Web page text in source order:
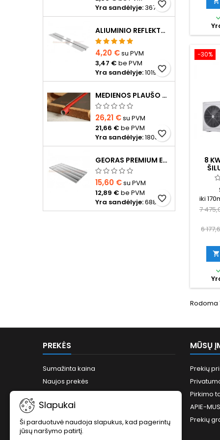
Yra sandėlyje:3677favorite_border
ALIUMINIO REFLEKTORIUS D20 VAMZDŽIUI
4,20 €su PVM
3,47 € be PVM
Yra sandėlyje:1019favorite_border
MEDIENOS PLAUŠO PLOKŠTĖ D16 VAMZDŽIUI 20CM TARPU, 1200X600X24MM SU ALIUMINIO REFLEKTORIUMI
26,21 €su PVM
21,66 € be PVM
Yra sandėlyje:1808favorite_border
GEORAS PREMIUM EPS400 20 MM SU ALIUMINIO FOLIJA
15,60 €su PVM
12,89 € be PVM
Yra sandėlyje:688favorite_border
−30%
8
iki
7
6

Rodoma
PREKĖS
Sumažinta kaina
Naujos prekės
Perkamiausios prekės
Svetainės žemėlapis
MŪSŲ
Prekių
Pirkimo
APIE-MUS
Prekių
Slapukai
Ši parduotuvė naudoja slapukus, kad pagerintų
jūsų naršymo patirtį.